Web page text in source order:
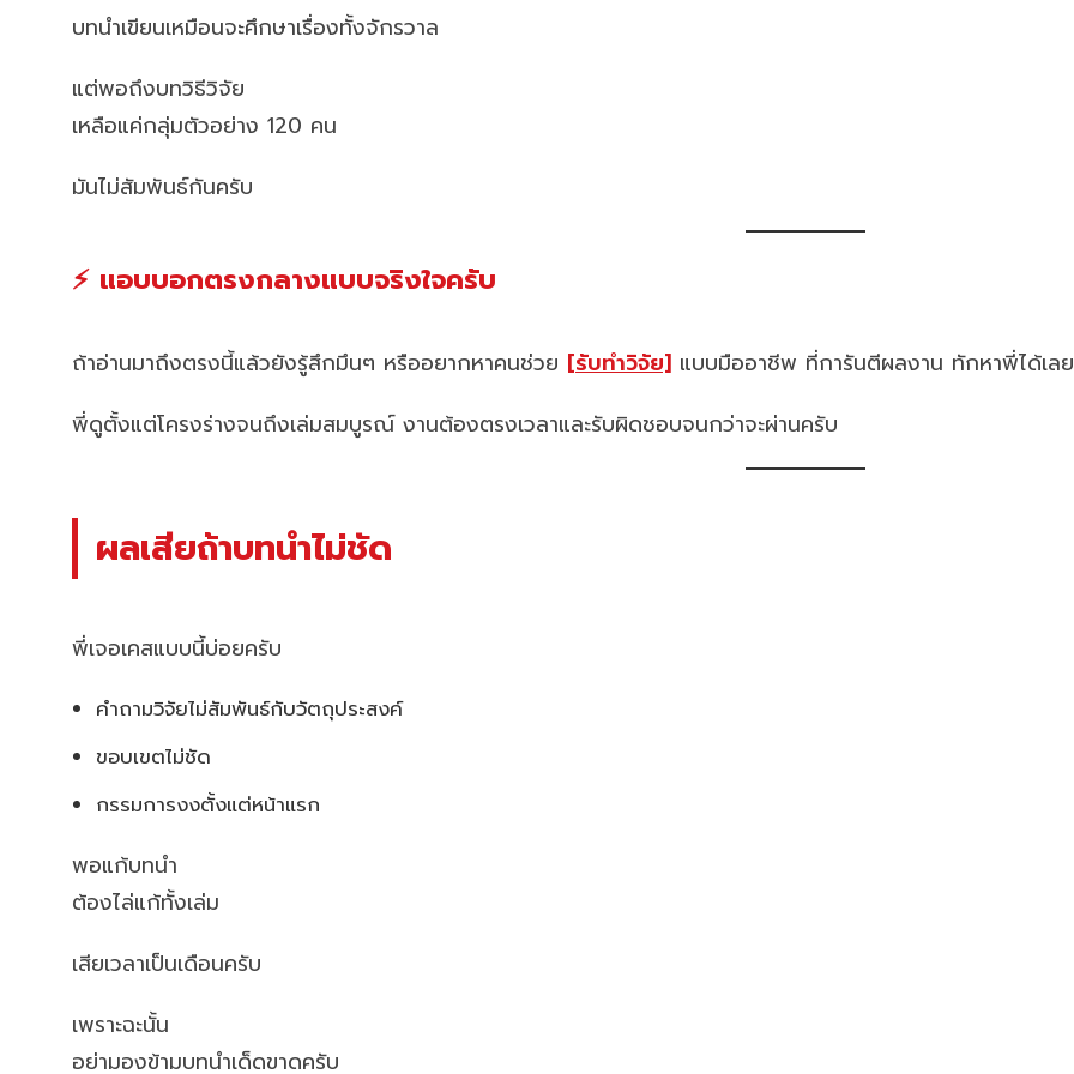
บทนำเขียนเหมือนจะศึกษาเรื่องทั้งจักรวาล
แต่พอถึงบทวิธีวิจัย
เหลือแค่กลุ่มตัวอย่าง 120 คน
มันไม่สัมพันธ์กันครับ
⚡ แอบบอกตรงกลางแบบจริงใจครับ
ถ้าอ่านมาถึงตรงนี้แล้วยังรู้สึกมึนๆ หรืออยากหาคนช่วย [รับทำวิจัย] แบบมืออาชีพ ที่การันตีผลงาน ทักหาพี่ได้เล
พี่ดูตั้งแต่โครงร่างจนถึงเล่มสมบูรณ์ งานต้องตรงเวลาและรับผิดชอบจนกว่าจะผ่านครับ
ผลเสียถ้าบทนำไม่ชัด
พี่เจอเคสแบบนี้บ่อยครับ
คำถามวิจัยไม่สัมพันธ์กับวัตถุประสงค์
ขอบเขตไม่ชัด
กรรมการงงตั้งแต่หน้าแรก
พอแก้บทนำ
ต้องไล่แก้ทั้งเล่ม
เสียเวลาเป็นเดือนครับ
เพราะฉะนั้น
อย่ามองข้ามบทนำเด็ดขาดครับ